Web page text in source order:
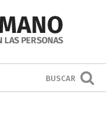
BUSCAR